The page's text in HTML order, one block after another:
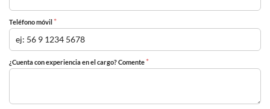
Teléfono móvil *
¿Cuenta con experiencia en el cargo? Comente *